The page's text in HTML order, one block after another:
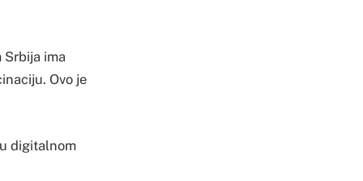
ima
Ovo je
digitalnom